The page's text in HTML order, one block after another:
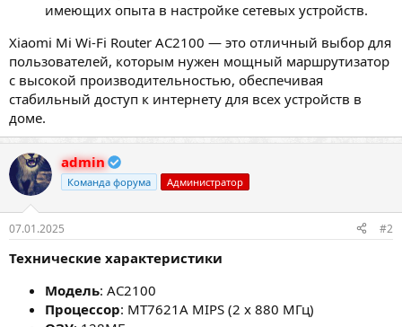
имеющих опыта в настройке сетевых устройств.
Xiaomi Mi Wi-Fi Router AC2100 — это отличный выбор для
пользователей, которым нужен мощный маршрутизатор
с высокой производительностью, обеспечивая
стабильный доступ к интернету для всех устройств в
доме.
admin
Команда форума Администратор
07.01.2025 #2
Технические характеристики
Модель: AC2100
Процессор: MT7621A MIPS (2 x 880 МГц)